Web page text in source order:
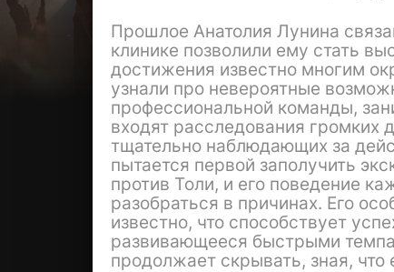
Прошлое Анатолия Лунина
клинике позволили ему стать
достижения известно многим
узнали про невероятные
профессиональной команды,
входят расследования громких
тщательно наблюдающих за
пытается первой заполучить
против Толи, и его поведение
разобраться в причинах. Его
известно, что способствует
развивающееся быстрыми
продолжает скрывать, зная, что